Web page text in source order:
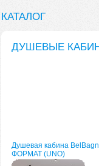
КАТАЛОГ
ДУШЕВЫЕ
Душевая кабина
ФОРМАТ (UNO)